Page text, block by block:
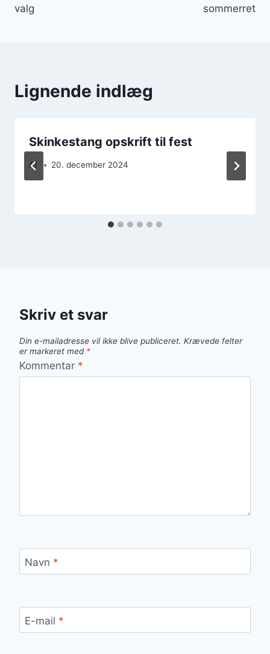
valg
sommerret
Lignende indlæg
Skinkestang opskrift til fest
Af 20. december 2024
Skriv et svar
Din e-mailadresse vil ikke blive publiceret. Krævede felter
er markeret med *
Kommentar *
Navn *
E-mail *